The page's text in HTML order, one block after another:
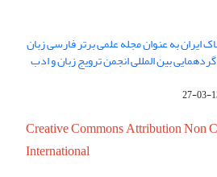
ایران به عنوان مجله علمی برتر فارسی زبان
گردهمایی بین المللی انجمن ترویج زبان و ادب
Creative Commons Attribution Non
International